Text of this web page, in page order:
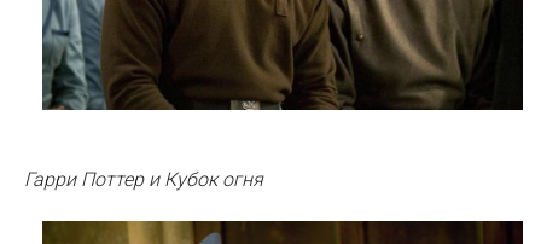
Гарри Поттер и Кубок огня